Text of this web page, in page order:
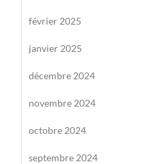
février 2025
janvier 2025
décembre 2024
novembre 2024
octobre 2024
septembre 2024